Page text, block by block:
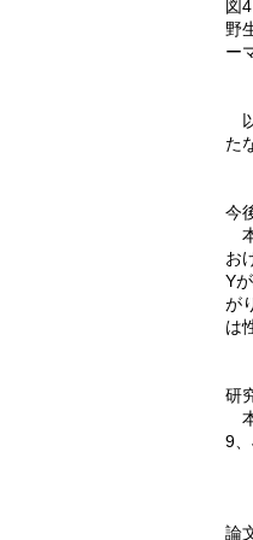
図
野
ー
た
今
お
Y
が
は
研
9
論